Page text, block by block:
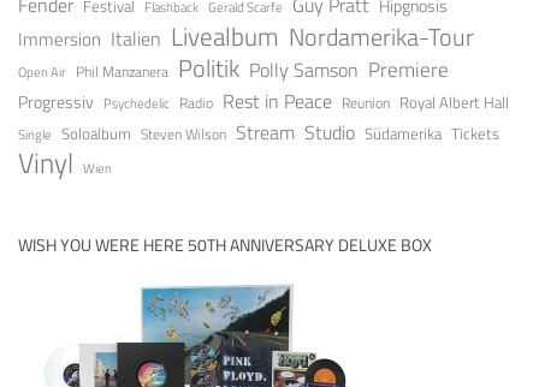
Festival Flashback Gerald Scarfe Hipgnosis
Immersion Italien Livealbum Nordamerika-Tour
Open Air Phil Manzanera Politik Polly Samson Premiere
Progressiv Psychedelic Radio Rest in Peace Reunion Royal Albert Hall
Single Soloalbum Steven Wilson Stream Studio Südamerika Tickets
Vinyl Wien
WISH YOU WERE HERE 50TH ANNIVERSARY DELUXE BOX